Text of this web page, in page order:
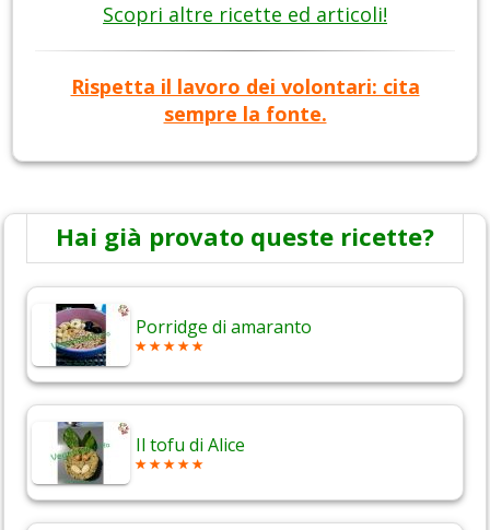
Scopri altre ricette ed articoli!
Rispetta il lavoro dei volontari: cita
sempre la fonte.
Hai già provato queste ricette?
Porridge di amaranto
Il tofu di Alice